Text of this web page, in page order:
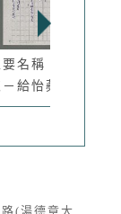
要名稱：展售與悲
給怡蘋
(湯德章大